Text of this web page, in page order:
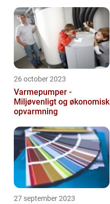
26 october 2023
Varmepumper -
Miljøvenligt og økonomisk
opvarmning
27 september 2023